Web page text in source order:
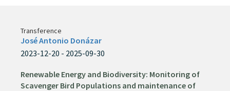
Transference
José Antonio Donázar
2023-12-20 - 2025-09-30
Renewable Energy and Biodiversity: Monitoring of
Scavenger Bird Populations and maintenance of